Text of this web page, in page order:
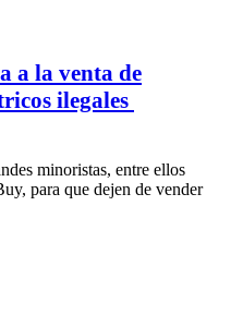
a la venta de
ilegales
minoristas, entre ellos
para que dejen de vender